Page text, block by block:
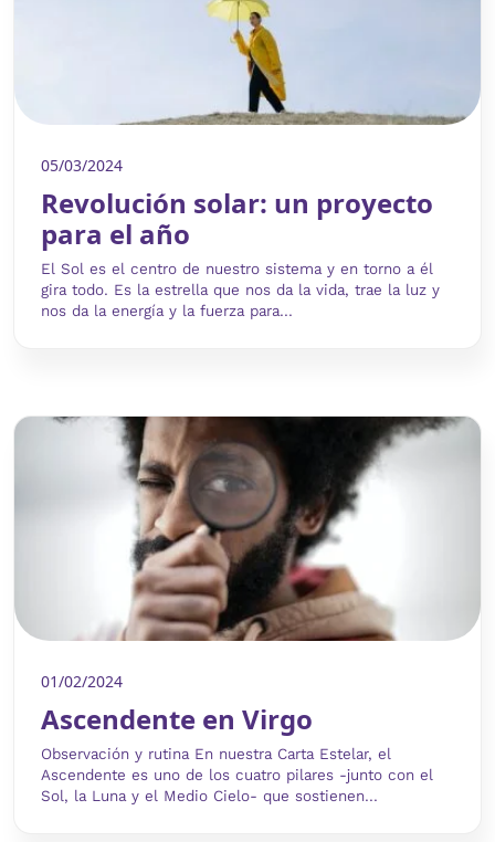
05/03/2024
Revolución solar: un proyecto
para el año
El Sol es el centro de nuestro sistema y en torno a él
gira todo. Es la estrella que nos da la vida, trae la luz y
nos da la energía y la fuerza para...
01/02/2024
Ascendente en Virgo
Observación y rutina En nuestra Carta Estelar, el
Ascendente es uno de los cuatro pilares -junto con el
Sol, la Luna y el Medio Cielo- que sostienen...